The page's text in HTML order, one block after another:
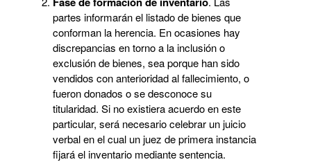
partes informarán el listado de bienes que
conforman la herencia. En ocasiones hay
discrepancias en torno a la inclusión o
exclusión de bienes, sea porque han sido
vendidos con anterioridad al fallecimiento, o
fueron donados o se desconoce su
titularidad. Si no existiera acuerdo en este
particular, será necesario celebrar un juicio
verbal en el cual un juez de primera instancia
fijará el inventario mediante sentencia.